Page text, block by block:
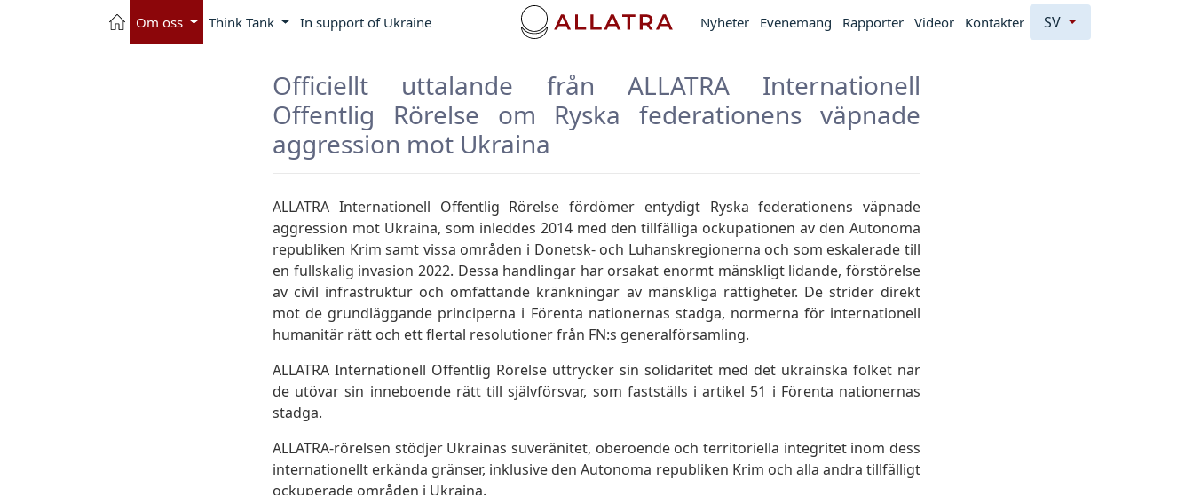
Om oss Think Tank In support of Ukraine Nyheter Evenemang Rapporter Videor Kontakter SV
Officiellt uttalande från ALLATRA Internationell
Offentlig Rörelse om Ryska federationens väpnade
aggression mot Ukraina
ALLATRA Internationell Offentlig Rörelse fördömer entydigt Ryska federationens väpnade
aggression mot Ukraina, som inleddes 2014 med den tillfälliga ockupationen av den Autonoma
republiken Krim samt vissa områden i Donetsk- och Luhanskregionerna och som eskalerade till
en fullskalig invasion 2022. Dessa handlingar har orsakat enormt mänskligt lidande, förstörelse
av civil infrastruktur och omfattande kränkningar av mänskliga rättigheter. De strider direkt
mot de grundläggande principerna i Förenta nationernas stadga, normerna för internationell
humanitär rätt och ett flertal resolutioner från FN:s generalförsamling.
ALLATRA Internationell Offentlig Rörelse uttrycker sin solidaritet med det ukrainska folket när
de utövar sin inneboende rätt till självförsvar, som fastställs i artikel 51 i Förenta nationernas
stadga.
ALLATRA-rörelsen stödjer Ukrainas suveränitet, oberoende och territoriella integritet inom dess
internationellt erkända gränser, inklusive den Autonoma republiken Krim och alla andra tillfälligt
ockuperade områden i Ukraina.